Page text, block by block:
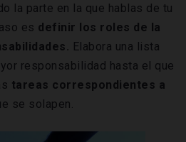
la parte en la que hablas de tu
es definir los roles de la
Elabora una lista
responsabilidad hasta el que
tareas correspondientes a
se solapen.